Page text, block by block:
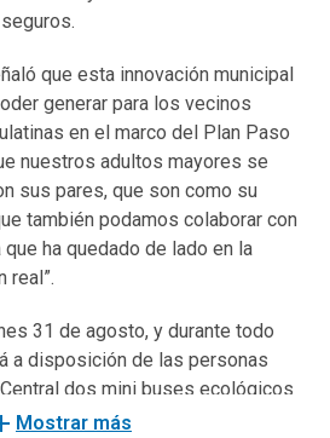
que esta innovación municipal
generar para los vecinos
en el marco del Plan Paso
nuestros adultos mayores se
sus pares, que son como su
también podamos colaborar con
ha quedado de lado en la
real”.
31 de agosto, y durante todo
a disposición de las personas
dos mini buses ecológicos
por funcionaros municipales
Mostrar más